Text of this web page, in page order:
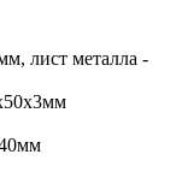
лист металла -